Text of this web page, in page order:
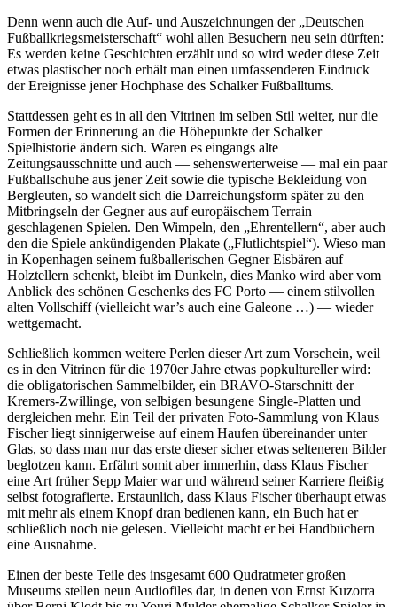
Denn wenn auch die Auf- und Auszeichnungen der „Deutschen
Fußballkriegsmeisterschaft“ wohl allen Besuchern neu sein dürften:
Es werden keine Geschichten erzählt und so wird weder diese Zeit
etwas plastischer noch erhält man einen umfassenderen Eindruck
der Ereignisse jener Hochphase des Schalker Fußballtums.
Stattdessen geht es in all den Vitrinen im selben Stil weiter, nur die
Formen der Erinnerung an die Höhepunkte der Schalker
Spielhistorie ändern sich. Waren es eingangs alte
Zeitungsausschnitte und auch — sehenswerterweise — mal ein paar
Fußballschuhe aus jener Zeit sowie die typische Bekleidung von
Bergleuten, so wandelt sich die Darreichungsform später zu den
Mitbringseln der Gegner aus auf europäischem Terrain
geschlagenen Spielen. Den Wimpeln, den „Ehrentellern“, aber auch
den die Spiele ankündigenden Plakate („Flutlichtspiel“). Wieso man
in Kopenhagen seinem fußballerischen Gegner Eisbären auf
Holztellern schenkt, bleibt im Dunkeln, dies Manko wird aber vom
Anblick des schönen Geschenks des FC Porto — einem stilvollen
alten Vollschiff (vielleicht war’s auch eine Galeone …) — wieder
wettgemacht.
Schließlich kommen weitere Perlen dieser Art zum Vorschein, weil
es in den Vitrinen für die 1970er Jahre etwas popkultureller wird:
die obligatorischen Sammelbilder, ein BRAVO-Starschnitt der
Kremers-Zwillinge, von selbigen besungene Single-Platten und
dergleichen mehr. Ein Teil der privaten Foto-Sammlung von Klaus
Fischer liegt sinnigerweise auf einem Haufen übereinander unter
Glas, so dass man nur das erste dieser sicher etwas selteneren Bilder
beglotzen kann. Erfährt somit aber immerhin, dass Klaus Fischer
eine Art früher Sepp Maier war und während seiner Karriere fleißig
selbst fotografierte. Erstaunlich, dass Klaus Fischer überhaupt etwas
mit mehr als einem Knopf dran bedienen kann, ein Buch hat er
schließlich noch nie gelesen. Vielleicht macht er bei Handbüchern
eine Ausnahme.
Einen der beste Teile des insgesamt 600 Qudratmeter großen
Museums stellen neun Audiofiles dar, in denen von Ernst Kuzorra